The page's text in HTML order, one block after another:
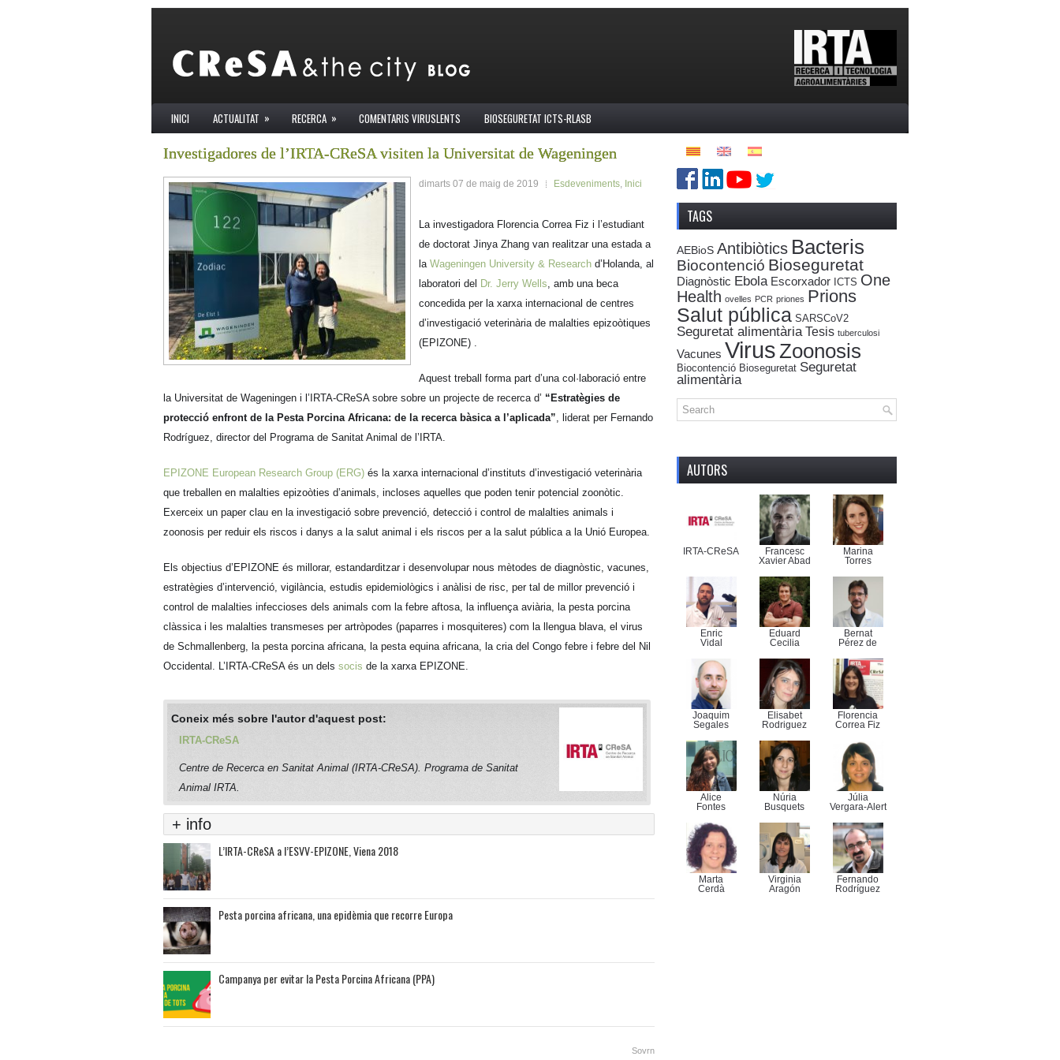
INICI ACTUALITAT » RECERCA » COMENTARIS VIRUSLENTS BIOSEGURETAT ICTS-RLASB
Investigadores de l’IRTA-CReSA visiten la Universitat de Wageningen
dimarts 07 de maig de 2019 Esdeveniments, Inici
La investigadora Florencia Correa Fiz i l’estudiant
de doctorat Jinya Zhang van realitzar una estada a
la Wageningen University & Research d’Holanda, al
laboratori del Dr. Jerry Wells, amb una beca
concedida per la xarxa internacional de centres
d’investigació veterinària de malalties epizoòtiques
(EPIZONE) .
Aquest treball forma part d’una col·laboració entre
la Universitat de Wageningen i l’IRTA-CReSA sobre sobre un projecte de recerca d’ “Estratègies de
protecció enfront de la Pesta Porcina Africana: de la recerca bàsica a l’aplicada”, liderat per Fernando
Rodríguez, director del Programa de Sanitat Animal de l’IRTA.
EPIZONE European Research Group (ERG) és la xarxa internacional d’instituts d’investigació veterinària
que treballen en malalties epizoòties d’animals, incloses aquelles que poden tenir potencial zoonòtic.
Exerceix un paper clau en la investigació sobre prevenció, detecció i control de malalties animals i
zoonosis per reduir els riscos i danys a la salut animal i els riscos per a la salut pública a la Unió Europea.
Els objectius d’EPIZONE és millorar, estandarditzar i desenvolupar nous mètodes de diagnòstic, vacunes,
estratègies d’intervenció, vigilància, estudis epidemiològics i anàlisi de risc, per tal de millor prevenció i
control de malalties infeccioses dels animals com la febre aftosa, la influença aviària, la pesta porcina
clàssica i les malalties transmeses per artròpodes (paparres i mosquiteres) com la llengua blava, el virus
de Schmallenberg, la pesta porcina africana, la pesta equina africana, la cria del Congo febre i febre del Nil
Occidental. L’IRTA-CReSA és un dels socis de la xarxa EPIZONE.
Coneix més sobre l'autor d'aquest post:
IRTA-CReSA
Centre de Recerca en Sanitat Animal (IRTA-CReSA). Programa de Sanitat
Animal IRTA.
+ info
L’IRTA-CReSA a l’ESVV-EPIZONE, Viena 2018
Pesta porcina africana, una epidèmia que recorre Europa
Campanya per evitar la Pesta Porcina Africana (PPA)
Sovrn
TAGS
AEBioS Antibiòtics Bacteris
Biocontenció Bioseguretat
Diagnòstic Ebola Escorxador ICTS One
Health ovelles PCR priones Prions
Salut pública SARSCoV2
Seguretat alimentària Tesis tuberculosi
Vacunes VirusZoonosis
Biocontenció Bioseguretat Seguretat
alimentària
AUTORS
IRTA-CReSA
Francesc
Xavier Abad
Marina
Torres
Enric
Vidal
Eduard
Cecilia
Bernat
Pérez de
Joaquim
Segales
Elisabet
Rodriguez
Florencia
Correa Fiz
Alice
Fontes
Núria
Busquets
Júlia
Vergara-Alert
Marta
Cerdà
Virginia
Aragón
Fernando
Rodríguez